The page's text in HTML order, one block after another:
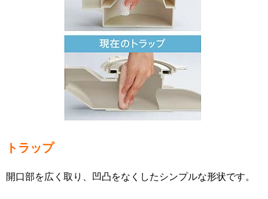
トラップ
開口部を広く取り、凹凸をなくしたシンプルな形状です。